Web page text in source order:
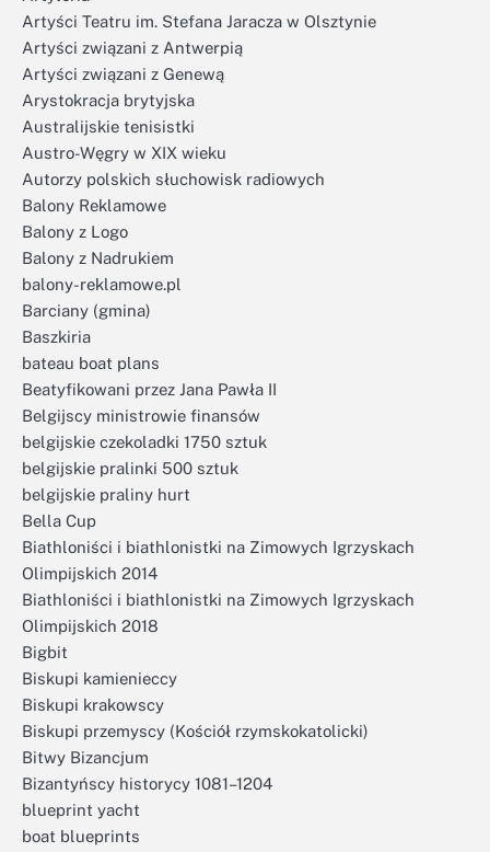
Artyści Teatru im. Stefana Jaracza w Olsztynie
Artyści związani z Antwerpią
Artyści związani z Genewą
Arystokracja brytyjska
Australijskie tenisistki
Austro-Węgry w XIX wieku
Autorzy polskich słuchowisk radiowych
Balony Reklamowe
Balony z Logo
Balony z Nadrukiem
balony-reklamowe.pl
Barciany (gmina)
Baszkiria
bateau boat plans
Beatyfikowani przez Jana Pawła II
Belgijscy ministrowie finansów
belgijskie czekoladki 1750 sztuk
belgijskie pralinki 500 sztuk
belgijskie praliny hurt
Bella Cup
Biathloniści i biathlonistki na Zimowych Igrzyskach
Olimpijskich 2014
Biathloniści i biathlonistki na Zimowych Igrzyskach
Olimpijskich 2018
Bigbit
Biskupi kamienieccy
Biskupi krakowscy
Biskupi przemyscy (Kościół rzymskokatolicki)
Bitwy Bizancjum
Bizantyńscy historycy 1081–1204
blueprint yacht
boat blueprints